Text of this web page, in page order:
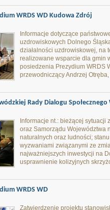
WRDS WD Kudowa Zdrój
Informacje dotyczące
uzdrowiskowych Dolnego
działalności uzdrowiskowej, na
realizowane wsparcie dla gmin
posiedzenia Prezydium WRDS
przewodniczący Andrzej
Rady Dialogu
Informacje nt.: bieżącej sytuacji
oraz Samorządu Województwa
naturalnych oraz ludności;
wyzwaniami związanymi ze
najważniejszych inwestycji na
usprawnienie kolizyjnych
WRDS WD
Zatwierdzenie projektu